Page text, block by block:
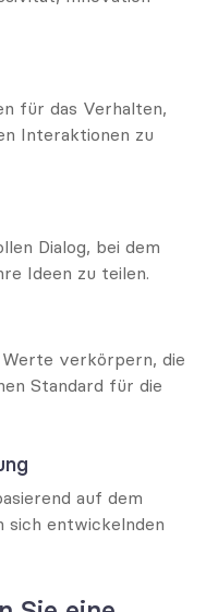
für das Verhalten,
Interaktionen zu
Dialog, bei dem
Ideen zu teilen.
verkörpern, die
Standard für die
auf dem
sich entwickelnden